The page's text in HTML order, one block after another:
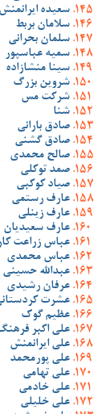
سعیده ایرانمنش
سلامان بربط
سلمان بحرانی
سمیه عباسپور
سینا منشازاده
شروین بزرگ
شرکت مس
شنا
صادق بارانی
صادق گشنی
صالح محمدی
صمد توکلی
صیاد کوکبی
عارف رستمی
عارف زینلی
عارف سعیدیان
عباس زراعت
عباس محمدی
عبدالله حسینی
عرفان رشیدی
عشرت
عظیم گوک
علی اکبر
علی ایرانمنش
علی پورمحمد
علی تهامی
علی خادمی
علی خلیلی